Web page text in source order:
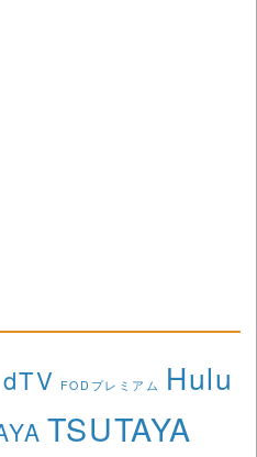
dTV FODプレミアム Hulu
TSUTAYA